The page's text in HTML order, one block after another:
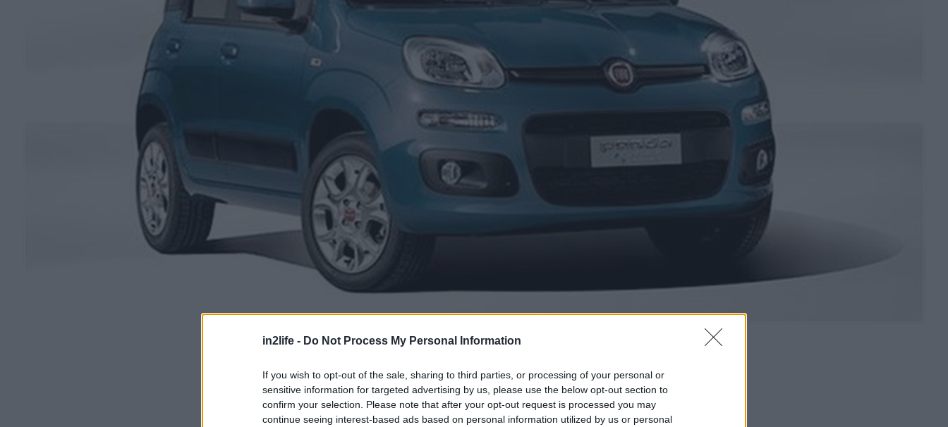
in2life - Do Not Process My Personal Information
If you wish to opt-out of the sale, sharing to third parties, or processing of your personal or
sensitive information for targeted advertising by us, please use the below opt-out section to
confirm your selection. Please note that after your opt-out request is processed you may
continue seeing interest-based ads based on personal information utilized by us or personal